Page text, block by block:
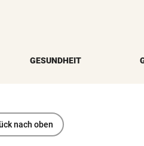
GESUNDHEIT
nach oben